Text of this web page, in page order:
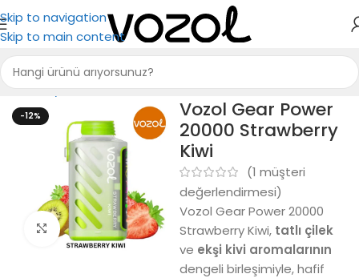
Skip to navigation
Skip to main content
Ana Sayfa Vozol 20000
-12%
Büyütmek için tıkla
Vozol Gear Power
20000 Strawberry
Kiwi
(1 müşteri
değerlendirmesi)
Vozol Gear Power 20000
Strawberry Kiwi, tatlı çilek
ve ekşi kivi aromalarının
dengeli birleşimiyle, hafif